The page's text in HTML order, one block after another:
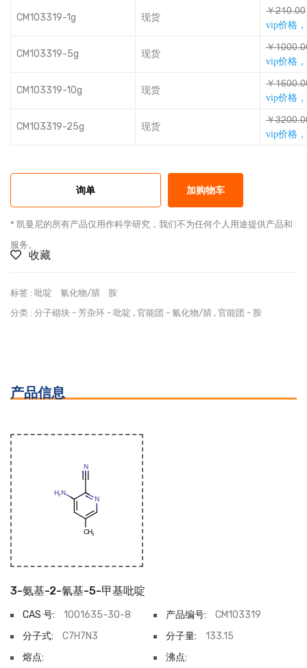
CM103319-1g 现货
￥ǕŔȀƞȀȀ
vip价格
CM103319-5g 现货
￥
vip价格
CM103319-10g 现货
￥
vip价格
CM103319-25g 现货
￥
vip价格
询单 加购物车
* 凯曼尼的所有产品仅用作科学研究，我们不为任何个人用途提供产品和
服务。
收藏
标签 : 吡啶 氰化物/腈
胺
分类 : 分子砌块 - 芳杂环 - 吡啶 , 官能团 - 氰化物/腈 , 官能团 - 胺
产品信息
3-氨基-2-氰基-5-甲基吡啶
CAS 号: 1001635-30-8 产品编号:
CM103319
分子式:
C7H7N3 分子量:
133.15
熔点:
沸点: